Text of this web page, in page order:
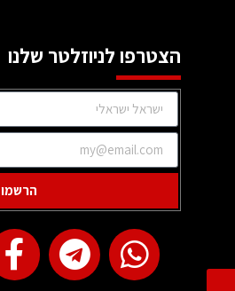
הצטרפו לניוזלטר שלנו
הרשמו